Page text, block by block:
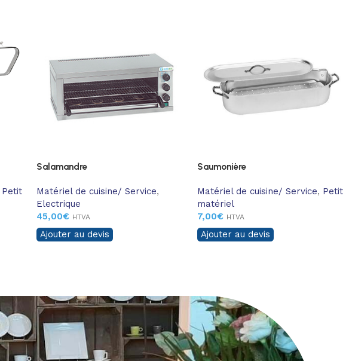
Petit
Salamandre
Matériel de cuisine/ Service,
Electrique
45,00€ HTVA
Ajouter au devis
Saumonière
Matériel de cuisine/ Service, Petit
matériel
7,00€ HTVA
Ajouter au devis